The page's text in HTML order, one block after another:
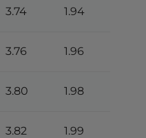
3.74 1.94
3.76 1.96
3.80 1.98
3.82 1.99